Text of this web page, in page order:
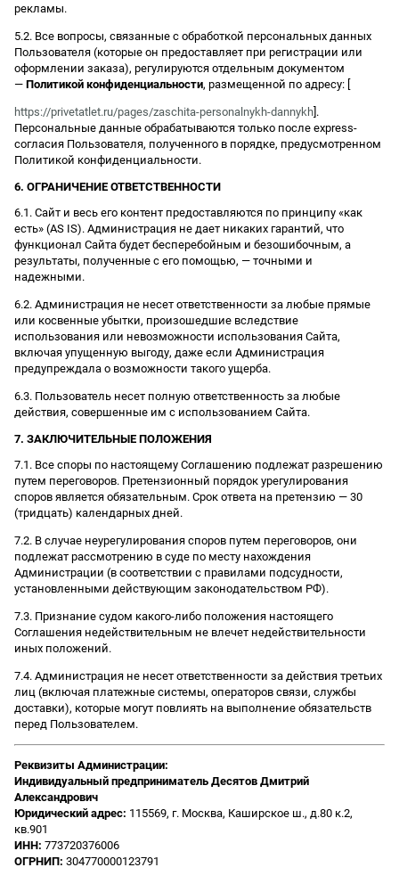
рекламы.
5.2. Все вопросы, связанные с обработкой персональных данных
Пользователя (которые он предоставляет при регистрации или
оформлении заказа), регулируются отдельным документом
— Политикой конфиденциальности, размещенной по адресу: [
https://privetatlet.ru/pages/zaschita-personalnykh-dannykh ].
Персональные данные обрабатываются только после express-
согласия Пользователя, полученного в порядке, предусмотренном
Политикой конфиденциальности.
6. ОГРАНИЧЕНИЕ ОТВЕТСТВЕННОСТИ
6.1. Сайт и весь его контент предоставляются по принципу «как
есть» (AS IS). Администрация не дает никаких гарантий, что
функционал Сайта будет бесперебойным и безошибочным, а
результаты, полученные с его помощью, — точными и
надежными.
6.2. Администрация не несет ответственности за любые прямые
или косвенные убытки, произошедшие вследствие
использования или невозможности использования Сайта,
включая упущенную выгоду, даже если Администрация
предупреждала о возможности такого ущерба.
6.3. Пользователь несет полную ответственность за любые
действия, совершенные им с использованием Сайта.
7. ЗАКЛЮЧИТЕЛЬНЫЕ ПОЛОЖЕНИЯ
7.1. Все споры по настоящему Соглашению подлежат разрешению
путем переговоров. Претензионный порядок урегулирования
споров является обязательным. Срок ответа на претензию — 30
(тридцать) календарных дней.
7.2. В случае неурегулирования споров путем переговоров, они
подлежат рассмотрению в суде по месту нахождения
Администрации (в соответствии с правилами подсудности,
установленными действующим законодательством РФ).
7.3. Признание судом какого-либо положения настоящего
Соглашения недействительным не влечет недействительности
иных положений.
7.4. Администрация не несет ответственности за действия третьих
лиц (включая платежные системы, операторов связи, службы
доставки), которые могут повлиять на выполнение обязательств
перед Пользователем.
Реквизиты Администрации:
Индивидуальный предприниматель Десятов Дмитрий
Александрович
Юридический адрес: 115569, г. Москва, Каширское ш., д.80 к.2,
кв.901
ИНН: 773720376006
ОГРНИП: 304770000123791